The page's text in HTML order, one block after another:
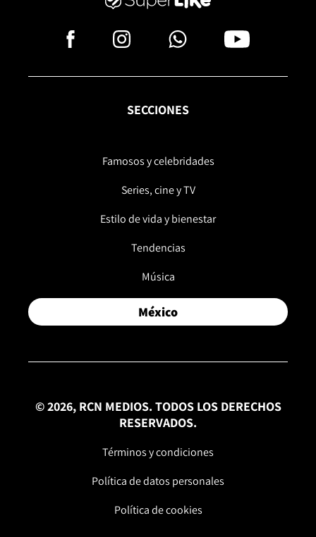
SECCIONES
Famosos y celebridades
Series, cine y TV
Estilo de vida y bienestar
Tendencias
Música
México
© 2026, RCN MEDIOS. TODOS LOS DERECHOS
RESERVADOS.
Términos y condiciones
Política de datos personales
Política de cookies